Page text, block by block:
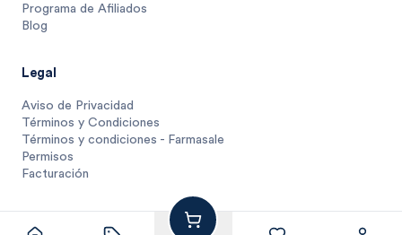
1 unidad $
$22.93
Programa de Afiliados
Blog
Legal
Aviso de Privacidad
Términos y Condiciones
Términos y condiciones - Farmasale
Permisos
Facturación